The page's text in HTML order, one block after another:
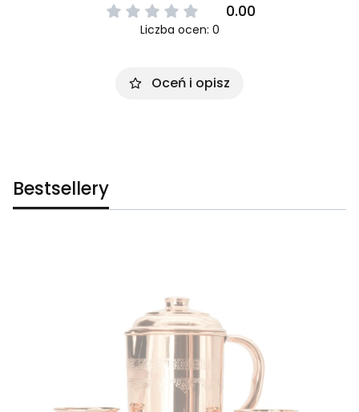
0.00
Liczba ocen: 0
Oceń i opisz
Bestsellery